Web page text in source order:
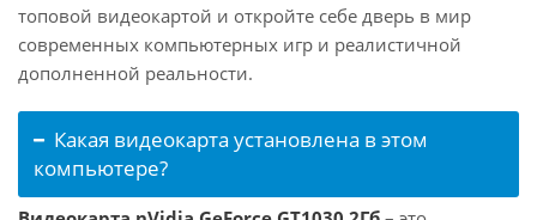
топовой видеокартой и откройте себе дверь в мир
современных компьютерных игр и реалистичной
дополненной реальности.
Какая видеокарта установлена в этом
компьютере?